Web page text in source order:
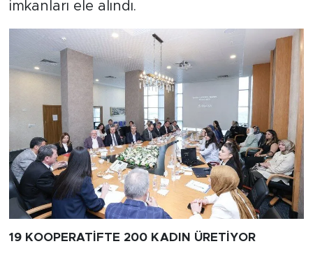
imkanları ele alındı.
19 KOOPERATİFTE 200 KADIN ÜRETİYOR